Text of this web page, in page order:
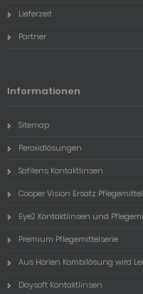
Lieferzeit
Partner
Informationen
Sitemap
Peroxidlösungen
Safilens Kontaktlinsen
Cooper Vision Ersatz Pflegemittel
Eye2 Kontaktlinsen und
Premium Pflegemittelserie
Aus Horien Kombilösung wird
Daysoft Kontaktlinsen